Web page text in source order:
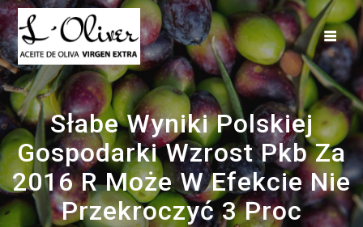
Saltar
al
contenido
Słabe Wyniki Polskiej
Gospodarki Wzrost Pkb Za
2016 R Może W Efekcie Nie
Przekroczyć 3 Proc